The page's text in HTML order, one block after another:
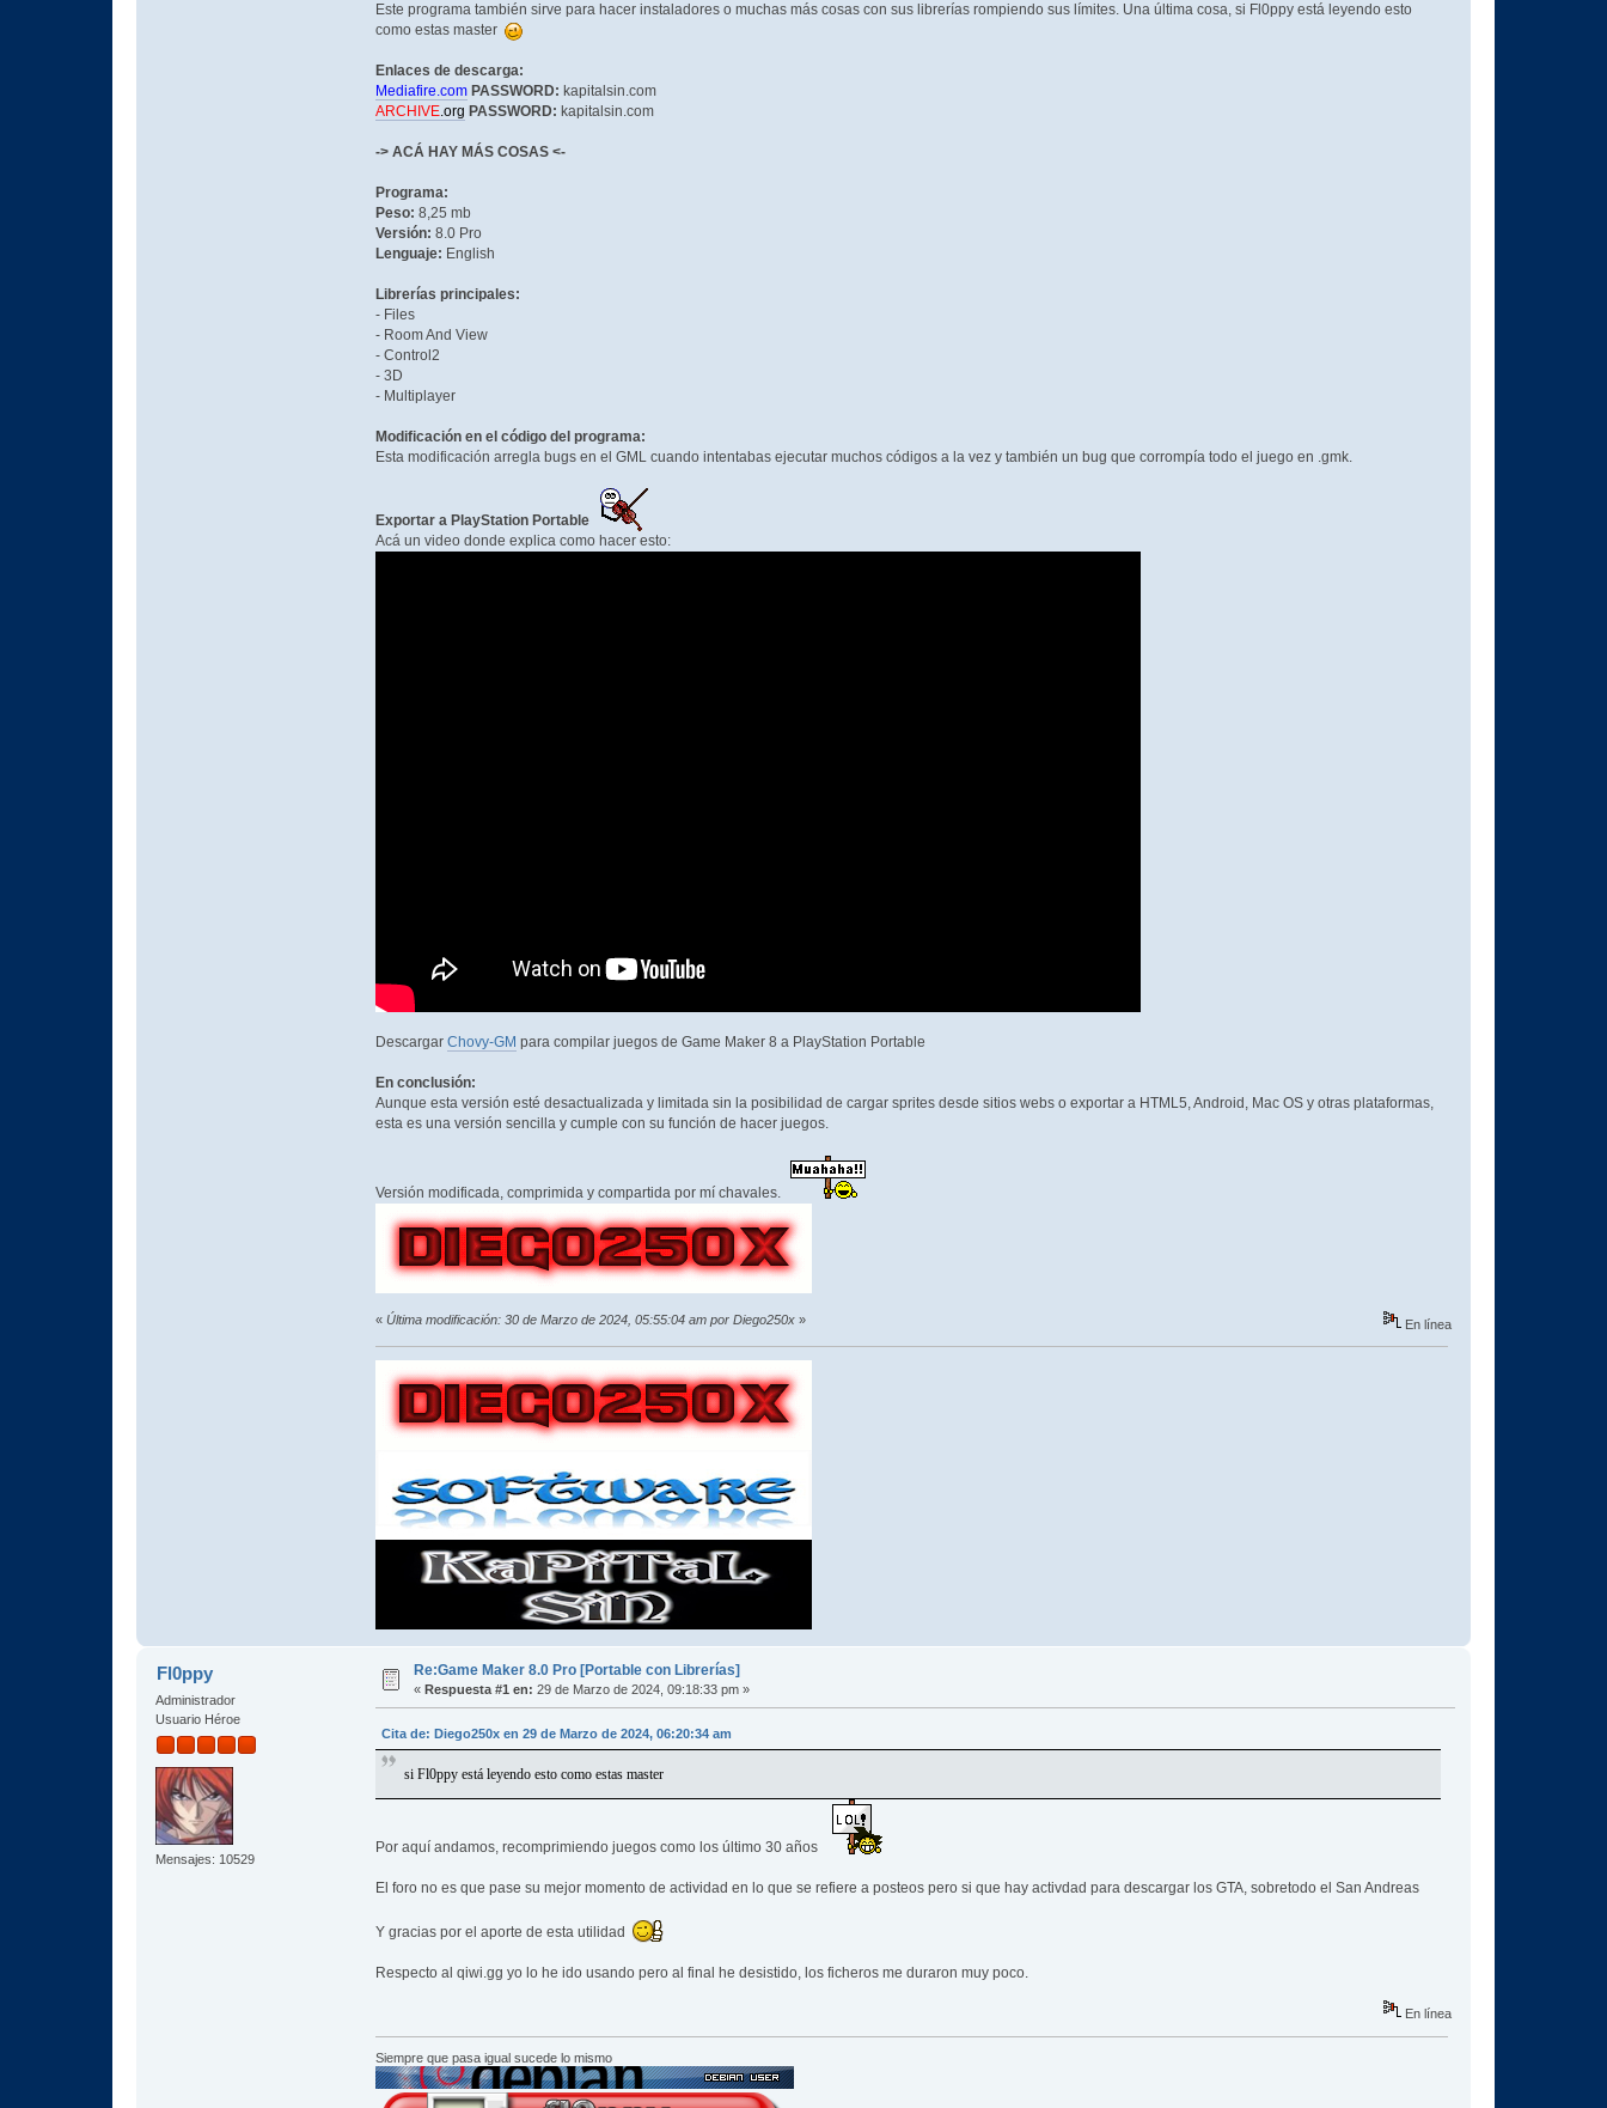
Este programa también sirve para hacer instaladores o muchas más cosas con sus librerías rompiendo sus límites. Una última cosa, si Fl0ppy está leyendo esto
como estas master
Enlaces de descarga:
Mediafire.com PASSWORD: kapitalsin.com
ARCHIVE.org PASSWORD: kapitalsin.com
-> ACÁ HAY MÁS COSAS <-
Programa:
Peso: 8,25 mb
Versión: 8.0 Pro
Lenguaje: English
Librerías principales:
- Files
- Room And View
- Control2
- 3D
- Multiplayer
Modificación en el código del programa:
Esta modificación arregla bugs en el GML cuando intentabas ejecutar muchos códigos a la vez y también un bug que corrompía todo el juego en .gmk.
Exportar a PlayStation Portable
Acá un video donde explica como hacer esto:
Descargar Chovy-GM para compilar juegos de Game Maker 8 a PlayStation Portable
En conclusión:
Aunque esta versión esté desactualizada y limitada sin la posibilidad de cargar sprites desde sitios webs o exportar a HTML5, Android, Mac OS y otras plataformas,
esta es una versión sencilla y cumple con su función de hacer juegos.
Versión modificada, comprimida y compartida por mí chavales.
« Última modificación: 30 de Marzo de 2024, 05:55:04 am por Diego250x» En línea
Fl0ppy
Administrador
Usuario Héroe
Mensajes: 10529
Re:Game Maker 8.0 Pro [Portable con Librerías]
«Respuesta #1 en: 29 de Marzo de 2024, 09:18:33 pm »
Cita de: Diego250x en 29 de Marzo de 2024, 06:20:34 am
si Fl0ppy está leyendo esto como estas master
Por aquí andamos, recomprimiendo juegos como los último 30 años
El foro no es que pase su mejor momento de actividad en lo que se refiere a posteos pero si que hay activdad para descargar los GTA, sobretodo el San Andreas
Y gracias por el aporte de esta utilidad
Respecto al qiwi.gg yo lo he ido usando pero al final he desistido, los ficheros me duraron muy poco.
En línea
Siempre que pasa igual sucede lo mismo